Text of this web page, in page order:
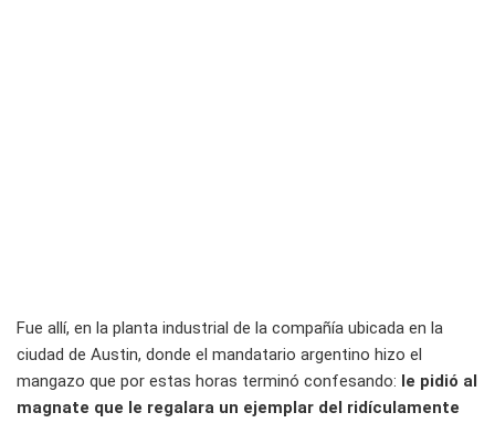
Fue allí, en la planta industrial de la compañía ubicada en la
ciudad de Austin, donde el mandatario argentino hizo el
mangazo que por estas horas terminó confesando: le pidió al
magnate que le regalara un ejemplar del ridículamente